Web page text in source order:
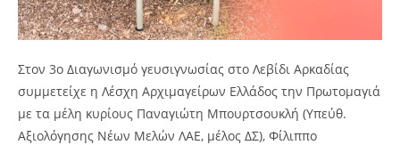
Στον 3ο Διαγωνισμό γευσιγνωσίας στο Λεβίδι Αρκαδίας
συμμετείχε η Λέσχη Αρχιμαγείρων Ελλάδος την Πρωτομαγιά
με τα μέλη κυρίους Παναγιώτη Μπουρτσουκλή (Υπεύθ.
Αξιολόγησης Νέων Μελών ΛΑΕ, μέλος ΔΣ), Φίλιππο